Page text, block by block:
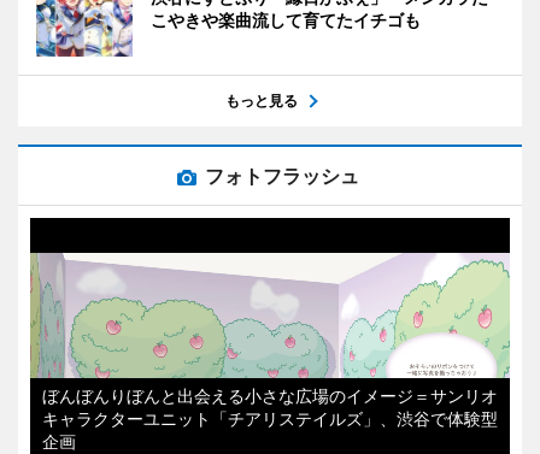
こやきや楽曲流して育てたイチゴも
もっと見る
フォトフラッシュ
ぼんぼんりぼんと出会える小さな広場のイメージ＝サンリオ
キャラクターユニット「チアリステイルズ」、渋谷で体験型
企画